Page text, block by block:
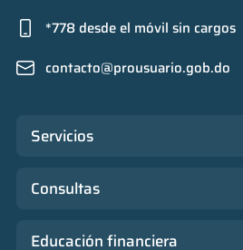
*778 desde el móvil sin cargos
contacto@prousuario.gob.do
Servicios
Consultas
Educación financiera